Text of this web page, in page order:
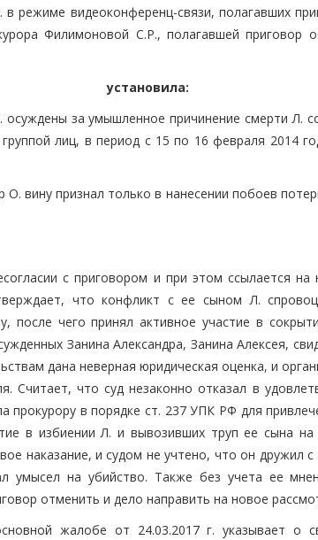
режиме видеоконференц-связи, полагавших
Филимоновой С.Р., полагавшей приговор
установила:
осуждены за умышленное причинение смерти Л.
лиц, в период с 15 по 16 февраля 2014
О. вину признал только в нанесении побоев
с приговором и при этом ссылается на
что конфликт с ее сыном Л.
после чего принял активное участие в
Занина Александра, Занина Алексея,
дана неверная юридическая оценка, и
Считает, что суд незаконно отказал в
прокурору в порядке ст. 237 УПК РФ для
в избиении Л. и вывозивших труп ее сына
наказание, и судом не учтено, что он
умысел на убийство. Также без учета ее
отменить и дело направить на новое
жалобе от 24.03.2017 г. указывает о